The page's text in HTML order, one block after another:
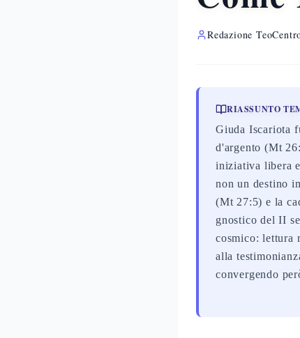
Redazione
RIASSUNTO
Giuda Iscariota
d'argento (Mt
iniziativa libera
non un destino
(Mt 27:5) e la
gnostico del II
cosmico: lettura
alla
convergendo